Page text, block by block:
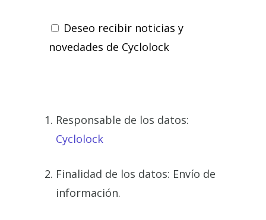
Deseo recibir noticias y
novedades de Cyclolock
Responsable de los datos:
Cyclolock
Finalidad de los datos: Envío de
información.